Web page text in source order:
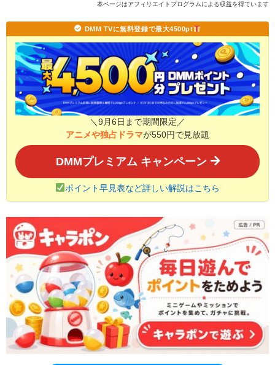
本ページはアフィリエイトプログラムによる収益を得ています
DMM TVに無料登録で最大4500pt
＼9月6日まで期間限定／
アニメや独占ドラマが550円で見放題
DMMプレミアム キャンペーン
ポイント早見表など詳しい解説はこちら